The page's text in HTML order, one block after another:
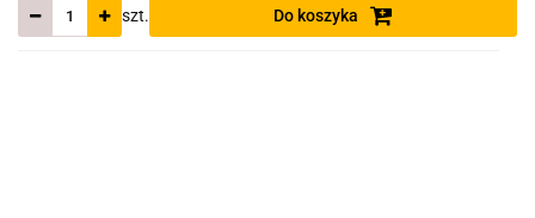
szt. Do koszyka